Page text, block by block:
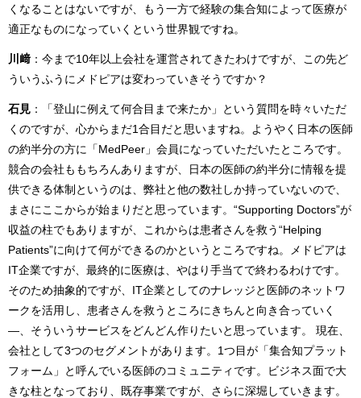
くなることはないですが、もう一方で経験の集合知によって医療が
適正なものになっていくという世界観ですね。
川﨑 ：今まで10年以上会社を運営されてきたわけですが、この先ど
ういうふうにメドピアは変わっていきそうですか？
石見 ：「登山に例えて何合目まで来たか」という質問を時々いただ
くのですが、心からまだ1合目だと思いますね。ようやく日本の医師
の約半分の方に「MedPeer」会員になっていただいたところです。
競合の会社ももちろんありますが、日本の医師の約半分に情報を提
供できる体制というのは、弊社と他の数社しか持っていないので、
まさにここからが始まりだと思っています。“Supporting Doctors”が
収益の柱でもありますが、これからは患者さんを救う“Helping
Patients”に向けて何ができるのかというところですね。メドピアは
IT企業ですが、最終的に医療は、やはり手当てで終わるわけです。
そのため抽象的ですが、IT企業としてのナレッジと医師のネットワ
ークを活用し、患者さんを救うところにきちんと向き合っていく
―、そういうサービスをどんどん作りたいと思っています。 現在、
会社として3つのセグメントがあります。1つ目が「集合知プラット
フォーム」と呼んでいる医師のコミュニティです。ビジネス面で大
きな柱となっており、既存事業ですが、さらに深堀していきます。